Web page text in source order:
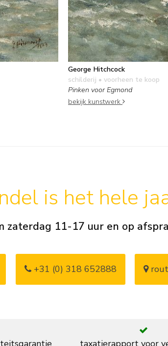
George Hitchcock
schilderij • voorheen te koop
Pinken voor Egmond
bekijk kunstwerk
is het hele
zaterdag 11-17 uur en op
+31 (0) 318 652888